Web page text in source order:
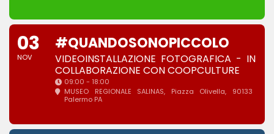
03
NOV
#QUANDOSONOPICCOLO
VIDEOINSTALLAZIONE FOTOGRAFICA - IN
COLLABORAZIONE CON COOPCULTURE
09:00 - 18:00
MUSEO REGIONALE SALINAS, Piazza Olivella, 90133
Palermo PA